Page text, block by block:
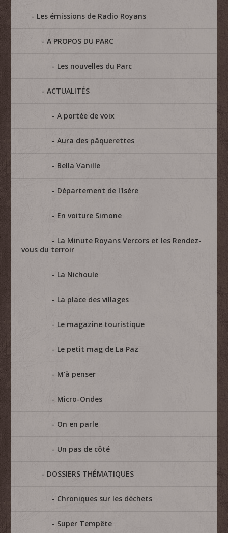
Les émissions de Radio Royans
A PROPOS DU PARC
Les nouvelles du Parc
ACTUALITÉS
A portée de voix
Aura des pâquerettes
Bella Vanille
Département de l'Isère
En voiture Simone
La Minute Royans Vercors et les Rendez-
vous du terroir
La Nichoule
La place des villages
Le magazine touristique
Le petit mag de La Paz
M'à penser
Micro-Ondes
On en parle
Un pas de côté
DOSSIERS THÉMATIQUES
Chroniques sur les déchets
Super Tempête